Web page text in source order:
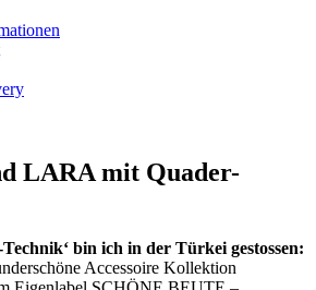
LARA mit Quader-
bin ich in der Türkei gestossen:
Accessoire Kollektion